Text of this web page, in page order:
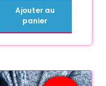
Ajouter au
panier